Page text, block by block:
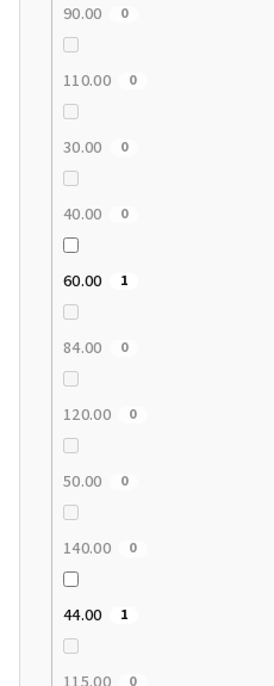
90.00 0
110.00 0
30.00 0
40.00 0
60.00 1
84.00 0
120.00 0
50.00 0
140.00 0
44.00 1
0